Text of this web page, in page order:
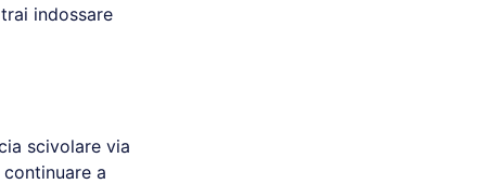
indossare
scivolare via
a